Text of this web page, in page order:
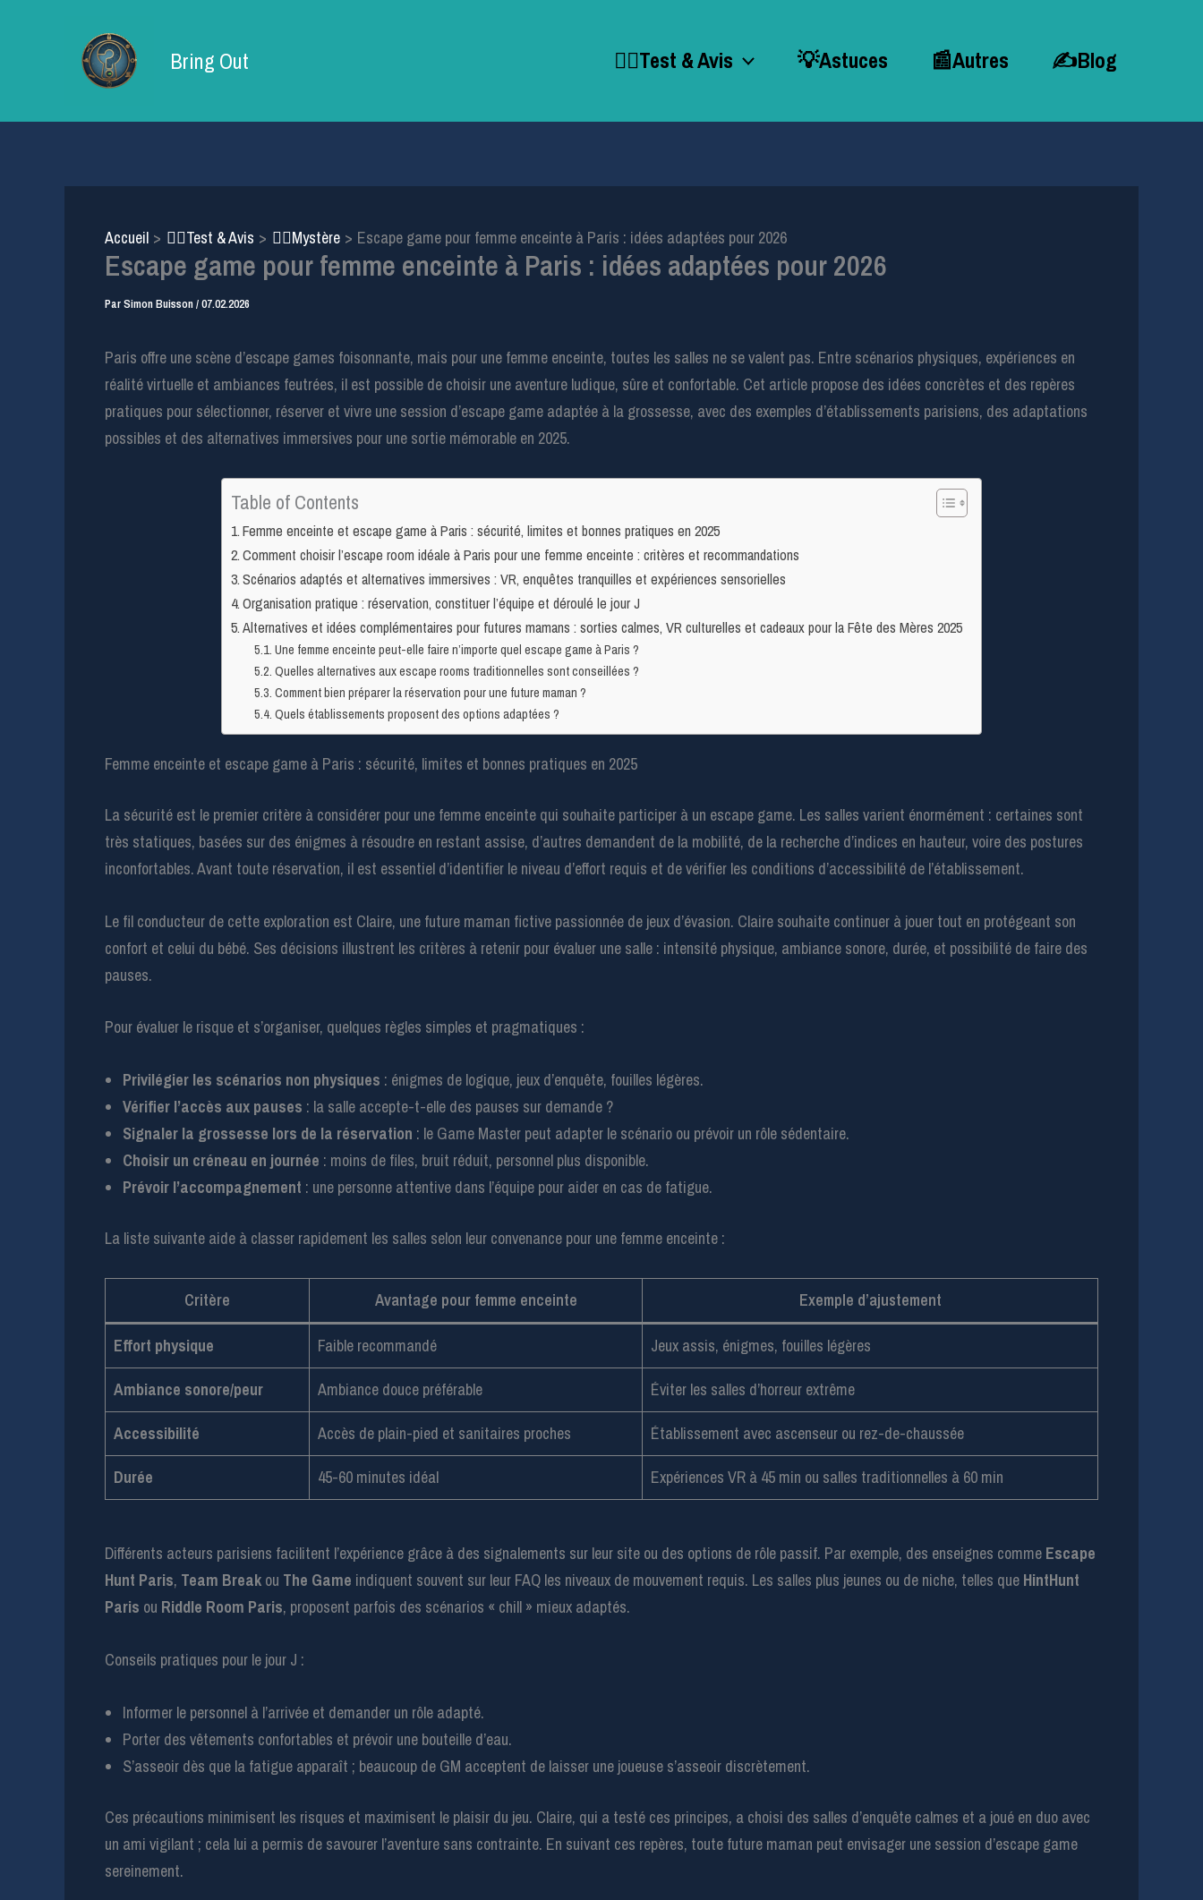
Bring Out 🕵️‍♂️Test & Avis 💡Astuces 📰Autres ✍Blog
Accueil 🕵️‍♂️Test & Avis 🕵️‍♀️Mystère Escape game pour femme enceinte à Paris : idées adaptées pour 2026
Escape game pour femme enceinte à Paris : idées adaptées pour 2026
ParSimon Buisson/07.02.2026
Paris offre une scène d’escape games foisonnante, mais pour une femme enceinte, toutes les salles ne se valent pas. Entre scénarios physiques, expériences en
réalité virtuelle et ambiances feutrées, il est possible de choisir une aventure ludique, sûre et confortable. Cet article propose des idées concrètes et des repères
pratiques pour sélectionner, réserver et vivre une session d’escape game adaptée à la grossesse, avec des exemples d’établissements parisiens, des adaptations
possibles et des alternatives immersives pour une sortie mémorable en 2025.
Table of Contents
Femme enceinte et escape game à Paris : sécurité, limites et bonnes pratiques en 2025
Comment choisir l’escape room idéale à Paris pour une femme enceinte : critères et recommandations
Scénarios adaptés et alternatives immersives : VR, enquêtes tranquilles et expériences sensorielles
Organisation pratique : réservation, constituer l’équipe et déroulé le jour J
Alternatives et idées complémentaires pour futures mamans : sorties calmes, VR culturelles et cadeaux pour la Fête des Mères 2025
Une femme enceinte peut-elle faire n’importe quel escape game à Paris ?
Quelles alternatives aux escape rooms traditionnelles sont conseillées ?
Comment bien préparer la réservation pour une future maman ?
Quels établissements proposent des options adaptées ?
Femme enceinte et escape game à Paris : sécurité, limites et bonnes pratiques en 2025
La sécurité est le premier critère à considérer pour une femme enceinte qui souhaite participer à un escape game. Les salles varient énormément : certaines sont
très statiques, basées sur des énigmes à résoudre en restant assise, d’autres demandent de la mobilité, de la recherche d’indices en hauteur, voire des postures
inconfortables. Avant toute réservation, il est essentiel d’identifier le niveau d’effort requis et de vérifier les conditions d’accessibilité de l’établissement.
Le fil conducteur de cette exploration est Claire, une future maman fictive passionnée de jeux d’évasion. Claire souhaite continuer à jouer tout en protégeant son
confort et celui du bébé. Ses décisions illustrent les critères à retenir pour évaluer une salle : intensité physique, ambiance sonore, durée, et possibilité de faire des
pauses.
Pour évaluer le risque et s’organiser, quelques règles simples et pragmatiques :
Privilégier les scénarios non physiques : énigmes de logique, jeux d’enquête, fouilles légères.
Vérifier l’accès aux pauses : la salle accepte-t-elle des pauses sur demande ?
Signaler la grossesse lors de la réservation : le Game Master peut adapter le scénario ou prévoir un rôle sédentaire.
Choisir un créneau en journée : moins de files, bruit réduit, personnel plus disponible.
Prévoir l’accompagnement : une personne attentive dans l’équipe pour aider en cas de fatigue.
La liste suivante aide à classer rapidement les salles selon leur convenance pour une femme enceinte :
Critère Avantage pour femme enceinte Exemple d’ajustement
Effort physique Faible recommandé
Jeux assis, énigmes, fouilles légères
Ambiance sonore/peur
Ambiance douce préférable
Éviter les salles d’horreur extrême
Accessibilité
Accès de plain-pied et sanitaires proches
Établissement avec ascenseur ou rez-de-chaussée
Durée
45-60 minutes idéal Expériences VR à 45 min ou salles traditionnelles à 60 min
Différents acteurs parisiens facilitent l’expérience grâce à des signalements sur leur site ou des options de rôle passif. Par exemple, des enseignes comme Escape
Hunt Paris, Team Break ou The Game indiquent souvent sur leur FAQ les niveaux de mouvement requis. Les salles plus jeunes ou de niche, telles que HintHunt
Paris ou Riddle Room Paris, proposent parfois des scénarios « chill » mieux adaptés.
Conseils pratiques pour le jour J :
Informer le personnel à l’arrivée et demander un rôle adapté.
Porter des vêtements confortables et prévoir une bouteille d’eau.
S’asseoir dès que la fatigue apparaît ; beaucoup de GM acceptent de laisser une joueuse s’asseoir discrètement.
Ces précautions minimisent les risques et maximisent le plaisir du jeu. Claire, qui a testé ces principes, a choisi des salles d’enquête calmes et a joué en duo avec
un ami vigilant ; cela lui a permis de savourer l’aventure sans contrainte. En suivant ces repères, toute future maman peut envisager une session d’escape game
sereinement.